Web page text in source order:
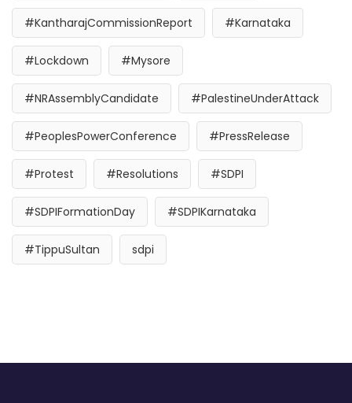
#KantharajCommissionReport #Karnataka
#Lockdown #Mysore
#NRAssemblyCandidate #PalestineUnderAttack
#PeoplesPowerConference #PressRelease
#Protest #Resolutions #SDPI
#SDPIFormationDay #SDPIKarnataka
#TippuSultan sdpi